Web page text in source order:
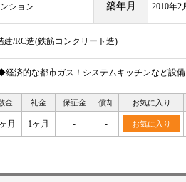
ション 築年月 2010年2
建/RC造(鉄筋コンクリート造)
済的な都市ガス！システムキッチンなど設
金 礼金 保証金 償却 お気に入り
月 1ヶ月 - - お気に入り